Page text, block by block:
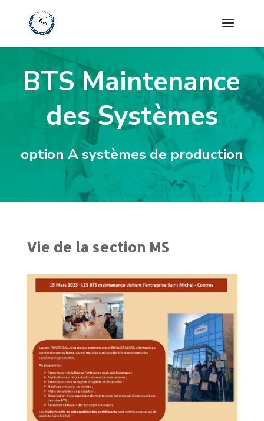
BTS Maintenance
des Systèmes
option A systèmes de production
Vie de la section MS